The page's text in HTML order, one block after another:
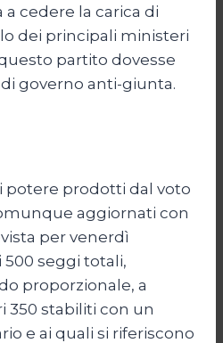
cedere la carica di
dei principali ministeri
partito dovesse
governo anti-giunta.
potere prodotti dal voto
aggiornati con
per venerdì
500 seggi totali,
proporzionale, a
350 stabiliti con un
e ai quali si riferiscono